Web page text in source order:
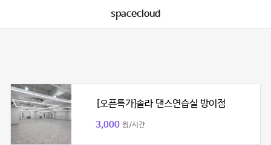
spacecloud
[오픈특가]솔라 댄스연습실 방이점
3,000 원/시간